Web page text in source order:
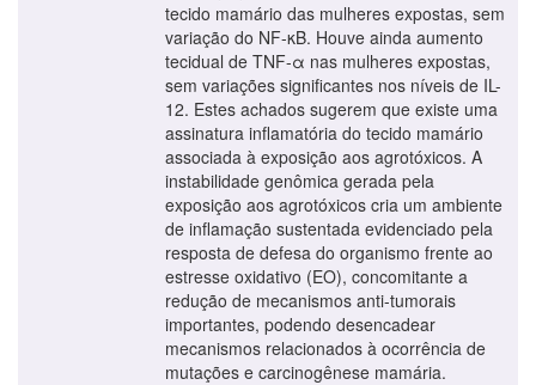
tecido mamário das mulheres expostas, sem
variação do NF-κB. Houve ainda aumento
tecidual de TNF-α nas mulheres expostas,
sem variações significantes nos níveis de IL-
12. Estes achados sugerem que existe uma
assinatura inflamatória do tecido mamário
associada à exposição aos agrotóxicos. A
instabilidade genômica gerada pela
exposição aos agrotóxicos cria um ambiente
de inflamação sustentada evidenciado pela
resposta de defesa do organismo frente ao
estresse oxidativo (EO), concomitante a
redução de mecanismos anti-tumorais
importantes, podendo desencadear
mecanismos relacionados à ocorrência de
mutações e carcinogênese mamária.